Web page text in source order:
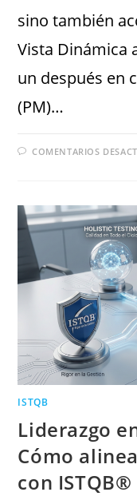
sino también
Vista Dinámica
un después en
(PM)…
COMENTARIOS
ISTQB
Liderazgo
Cómo
con